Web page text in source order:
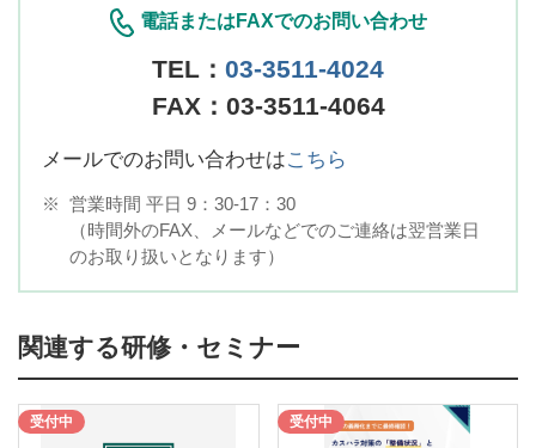
電話またはFAXでのお問い合わせ
TEL： 03-3511-4024
FAX：03-3511-4064
メールでのお問い合わせはこちら
※ 営業時間 平日 9：30-17：30
（時間外のFAX、メールなどでのご連絡は翌営業日
のお取り扱いとなります）
関連する研修・セミナー
受付中 受付中